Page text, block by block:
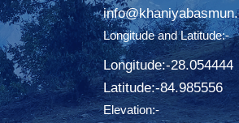
Longitude and Latitude:-
Longitude:-28.054444
Latitude:-​84.985556
Elevation:-